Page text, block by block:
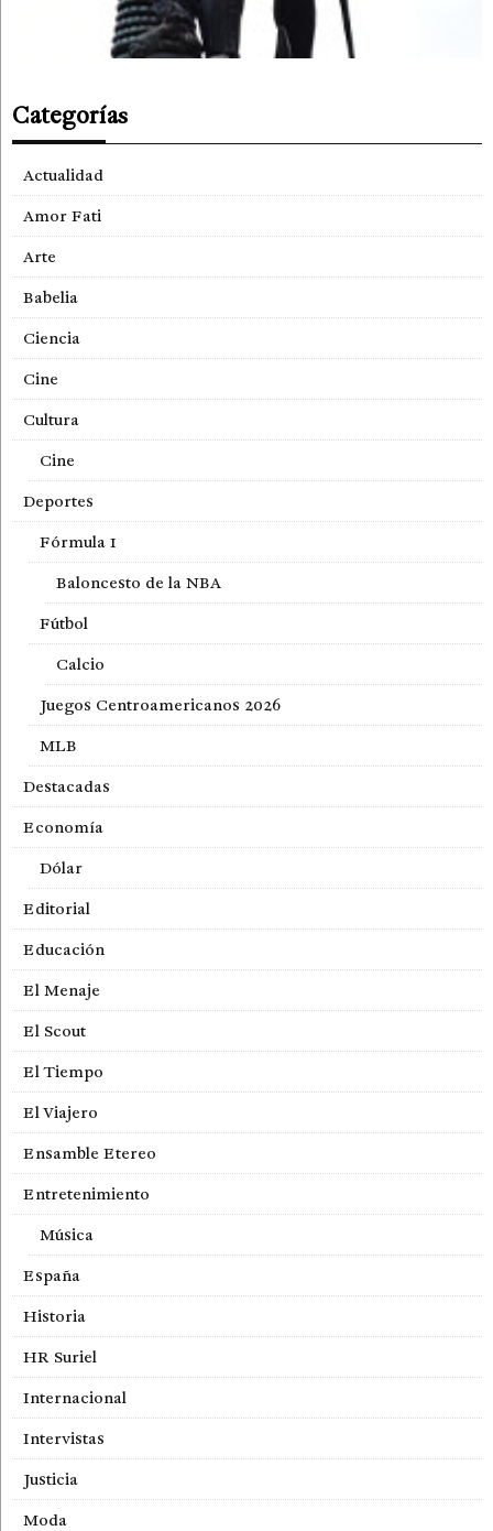
Categorías
Actualidad
Amor Fati
Arte
Babelia
Ciencia
Cine
Cultura
Cine
Deportes
Fórmula 1
Baloncesto de la NBA
Fútbol
Calcio
Juegos Centroamericanos 2026
MLB
Destacadas
Economía
Dólar
Editorial
Educación
El Menaje
El Scout
El Tiempo
El Viajero
Ensamble Etereo
Entretenimiento
Música
España
Historia
HR Suriel
Internacional
Intervistas
Justicia
Moda